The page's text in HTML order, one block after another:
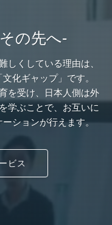
の先へ-
しくしている理由は、
化ギャップ」です。
を受け、日本人側は外
学ぶことで、お互いに
ションが行えます。
ビス